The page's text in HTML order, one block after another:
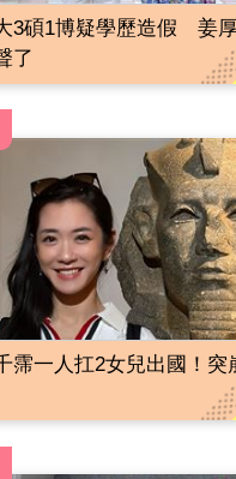
3碩1博疑學歷造假 姜
了
霈一人扛2女兒出國！突